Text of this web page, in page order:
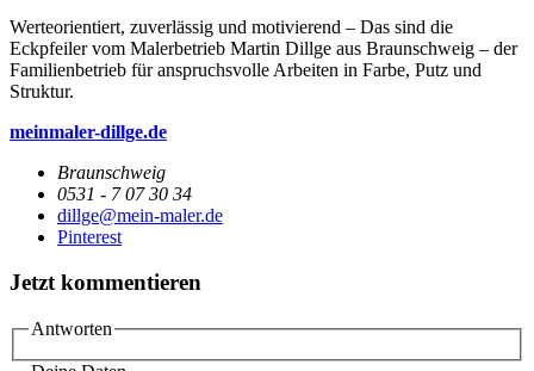
Werteorientiert, zuverlässig und motivierend – Das sind die
Eckpfeiler vom Malerbetrieb Martin Dillge aus Braunschweig – der
Familienbetrieb für anspruchsvolle Arbeiten in Farbe, Putz und
Struktur.
meinmaler-dillge.de
Braunschweig
0531 - 7 07 30 34
dillge@mein-maler.de
Pinterest
Jetzt kommentieren
Antworten